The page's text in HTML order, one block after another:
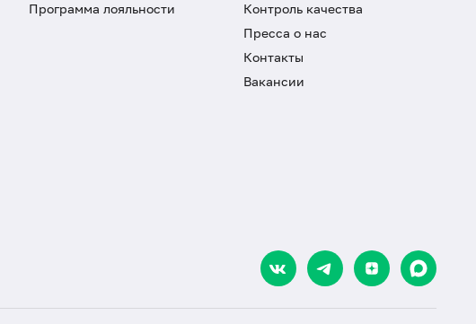
Программа лояльности
Контроль качества
Пресса о нас
Контакты
Вакансии